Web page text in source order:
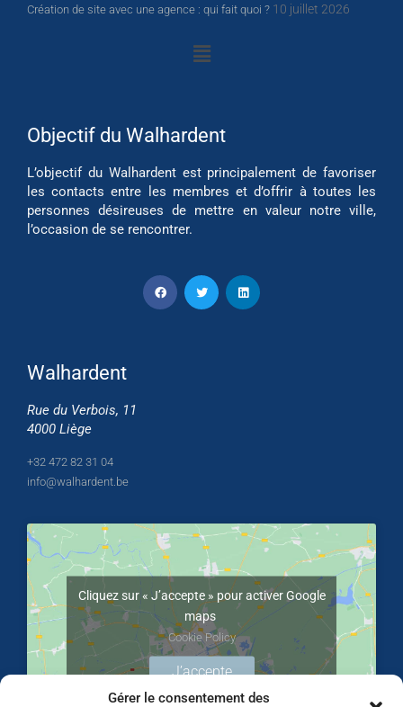
Gérer le consentement des
Création de site avec une agence : qui fait quoi ? 10 juillet 2026
Objectif du Walhardent
L’objectif du Walhardent est principalement de favoriser
les contacts entre les membres et d’offrir à toutes les
personnes désireuses de mettre en valeur notre ville,
l’occasion de se rencontrer.
Walhardent
Rue du Verbois, 11
4000 Liège
+32 472 82 31 04
info@walhardent.be
Cliquez sur « J’accepte » pour activer Google
maps
Cookie Policy
J’accepte